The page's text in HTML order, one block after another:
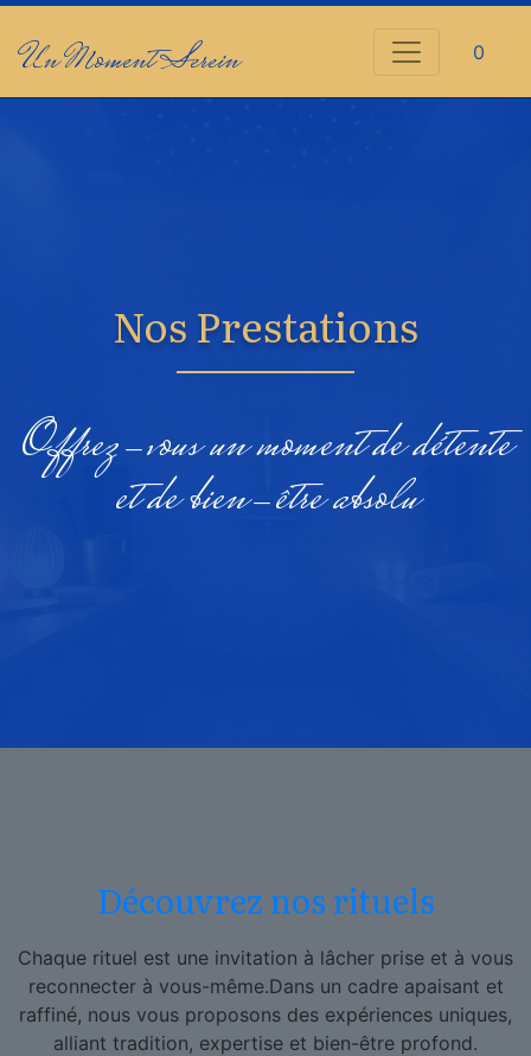
Un Moment Serein 0
Nos Prestations
Offrez-vous un moment de détente
et de bien-être absolu
Découvrez nos rituels
Chaque rituel est une invitation à lâcher prise et à vous
reconnecter à vous-même.Dans un cadre apaisant et
raffiné, nous vous proposons des expériences uniques,
alliant tradition, expertise et bien-être profond.